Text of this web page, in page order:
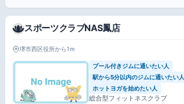
スポーツクラブNAS鳳店
堺市西区役所から1m
プール付きジムに通いたい人
駅から5分以内のジムに通いたい人
ホットヨガを始めたい人
総合型フィットネスクラブ